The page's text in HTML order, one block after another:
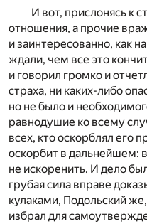
И вот, прислонясь к
отношения, а прочие
и заинтересованно, как
ждали, чем все это
и говорил громко и
страха, ни каких-либо
но не было и
равнодушие ко всему
всех, кто оскорблял его
оскорбит в дальнейшем:
не искоренить. И дело
грубая сила вправе
кулаками, Подольский
избрал для